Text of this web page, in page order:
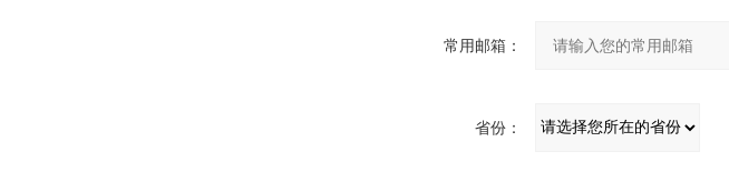
常用邮箱：
省份：